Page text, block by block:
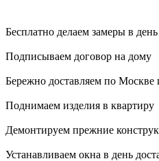
Бесплатно делаем замеры в
Подписываем договор на дому
Бережно доставляем по Москве
Поднимаем изделия в квартиру
Демонтируем прежние
Устанавливаем окна в день